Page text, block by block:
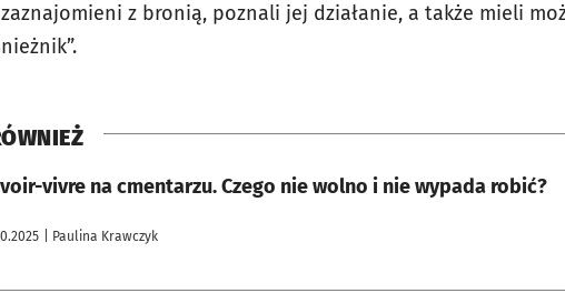
z bronią, poznali jej działanie, a także mieli
vivre na cmentarzu. Czego nie wolno i nie wypada robić?
| Paulina Krawczyk